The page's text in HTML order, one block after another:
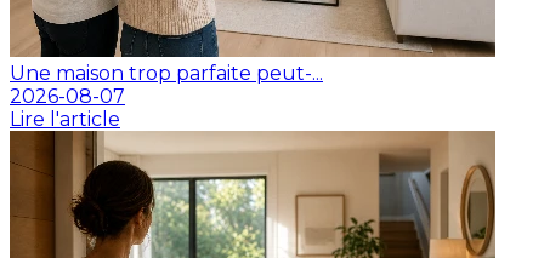
Une maison trop parfaite peut-...
2026-08-07
Lire l'article